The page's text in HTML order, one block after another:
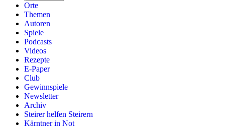
Orte
Themen
Autoren
Spiele
Podcasts
Videos
Rezepte
E-Paper
Club
Gewinnspiele
Newsletter
Archiv
Steirer helfen Steirern
Kärntner in Not